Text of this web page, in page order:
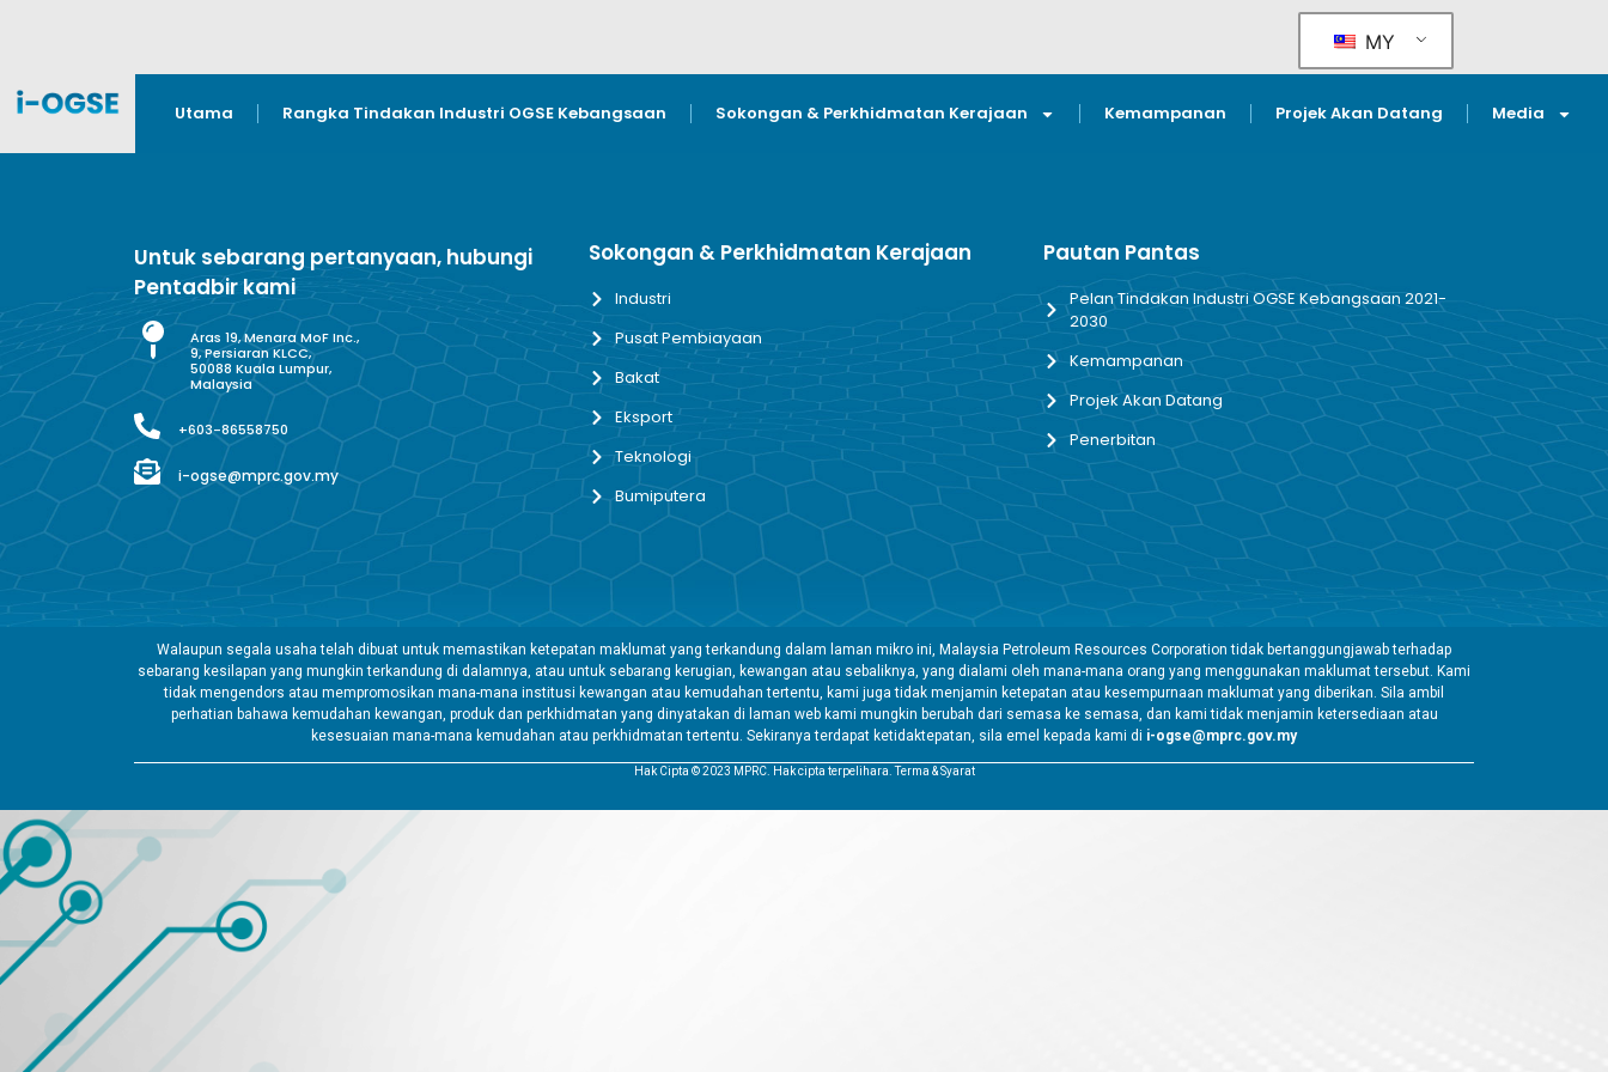
MY
Utama Rangka Tindakan Industri OGSE Kebangsaan Sokongan & Perkhidmatan Kerajaan Kemampanan Projek Akan Datang Media
Untuk sebarang pertanyaan, hubungi
Pentadbir kami
Aras 19, Menara MoF Inc.,
9, Persiaran KLCC,
50088 Kuala Lumpur,
Malaysia
+603-86558750
i-ogse@mprc.gov.my
Sokongan & Perkhidmatan Kerajaan
Industri
Pusat Pembiayaan
Bakat
Eksport
Teknologi
Bumiputera
Pautan Pantas
Pelan Tindakan Industri OGSE Kebangsaan 2021-
2030
Kemampanan
Projek Akan Datang
Penerbitan
Walaupun segala usaha telah dibuat untuk memastikan ketepatan maklumat yang terkandung dalam laman mikro ini, Malaysia Petroleum Resources Corporation tidak bertanggungjawab terhadap
sebarang kesilapan yang mungkin terkandung di dalamnya, atau untuk sebarang kerugian, kewangan atau sebaliknya, yang dialami oleh mana-mana orang yang menggunakan maklumat tersebut. Kami
tidak mengendors atau mempromosikan mana-mana institusi kewangan atau kemudahan tertentu, kami juga tidak menjamin ketepatan atau kesempurnaan maklumat yang diberikan. Sila ambil
perhatian bahawa kemudahan kewangan, produk dan perkhidmatan yang dinyatakan di laman web kami mungkin berubah dari semasa ke semasa, dan kami tidak menjamin ketersediaan atau
kesesuaian mana-mana kemudahan atau perkhidmatan tertentu. Sekiranya terdapat ketidaktepatan, sila emel kepada kami di i-ogse@mprc.gov.my
Hak Cipta © 2023 MPRC. Hak cipta terpelihara. Terma & Syarat